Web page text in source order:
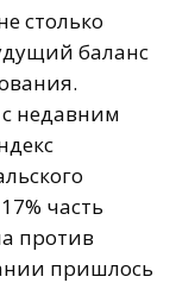
столько
баланс
недавним
часть
против
пришлось